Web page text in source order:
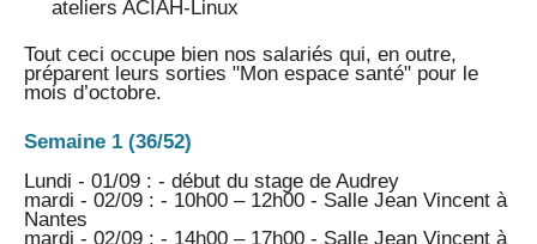
ateliers ACIAH-Linux
Tout ceci occupe bien nos salariés qui, en outre,
préparent leurs sorties "Mon espace santé" pour le
mois d’octobre.
Semaine 1 (36/52)
Lundi - 01/09 : - début du stage de Audrey
mardi - 02/09 : - 10h00 – 12h00 - Salle Jean Vincent à
Nantes
mardi - 02/09 : - 14h00 – 17h00 - Salle Jean Vincent à